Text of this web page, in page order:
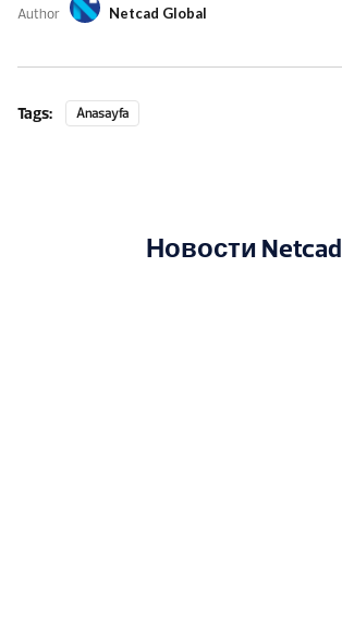
Author Netcad Global
Tags: Anasayfa
Новости Netcad